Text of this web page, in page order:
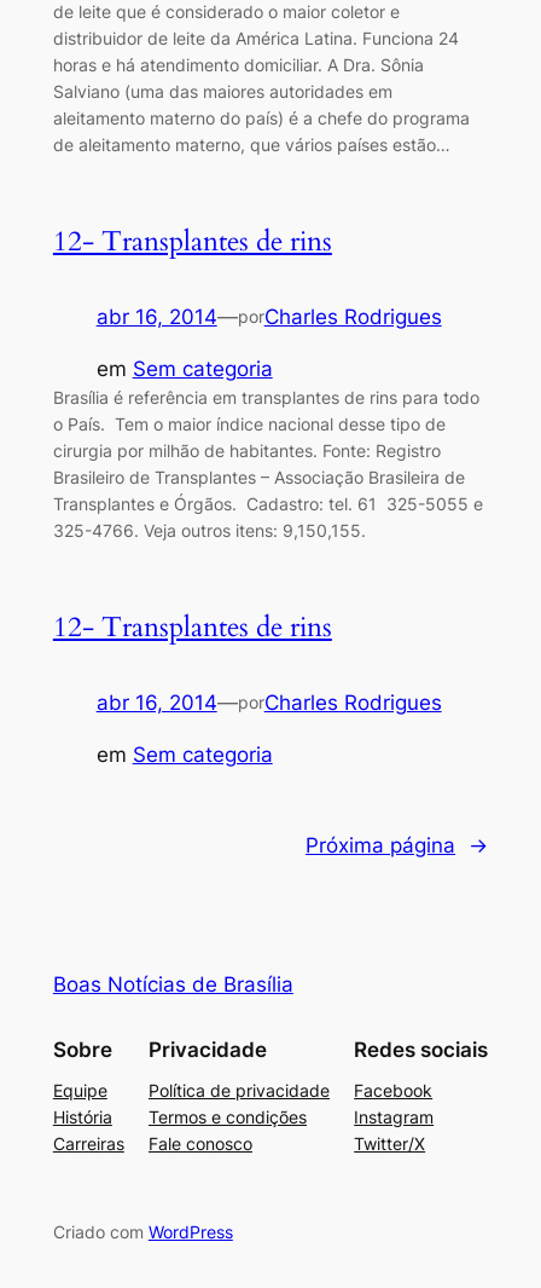
de leite que é considerado o maior coletor e
distribuidor de leite da América Latina. Funciona 24
horas e há atendimento domiciliar. A Dra. Sônia
Salviano (uma das maiores autoridades em
aleitamento materno do país) é a chefe do programa
de aleitamento materno, que vários países estão…
12- Transplantes de rins
abr 16, 2014—porCharles Rodrigues
em Sem categoria
Brasília é referência em transplantes de rins para todo
o País. Tem o maior índice nacional desse tipo de
cirurgia por milhão de habitantes. Fonte: Registro
Brasileiro de Transplantes – Associação Brasileira de
Transplantes e Órgãos. Cadastro: tel. 61 325-5055 e
325-4766. Veja outros itens: 9,150,155.
12- Transplantes de rins
abr 16, 2014—porCharles Rodrigues
em Sem categoria
Próxima página →
Boas Notícias de Brasília
Sobre
Equipe
História
Carreiras
Privacidade
Política de privacidade
Termos e condições
Fale conosco
Redes sociais
Facebook
Instagram
Twitter/X
Criado com WordPress